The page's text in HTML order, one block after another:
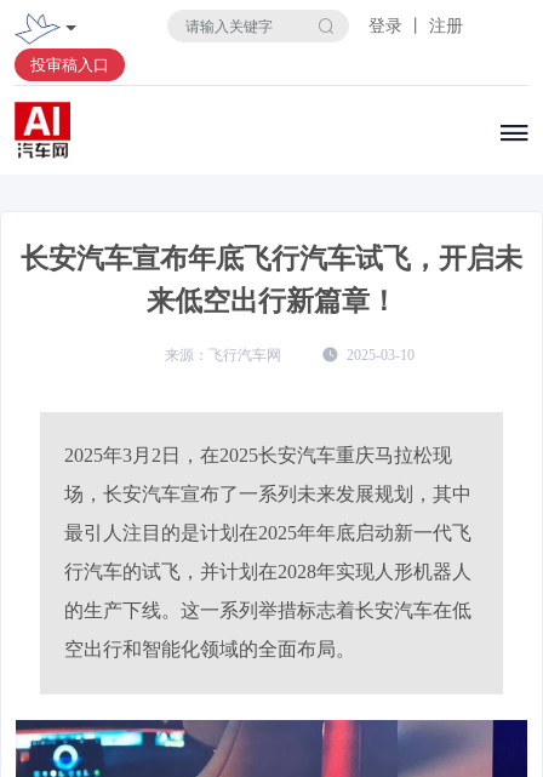
登录 丨 注册
投审稿入口
长安汽车宣布年底飞行汽车试飞，开启未
来低空出行新篇章！
飞行汽车网 2025-03-10
2025年3月2日，在2025长安汽车重庆马拉松现
场，长安汽车宣布了一系列未来发展规划，其中
最引人注目的是计划在2025年年底启动新一代飞
行汽车的试飞，并计划在2028年实现人形机器人
的生产下线。这一系列举措标志着长安汽车在低
空出行和智能化领域的全面布局。